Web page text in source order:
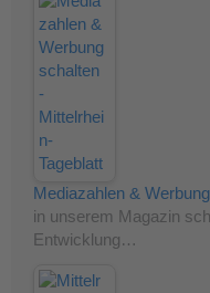
Mediazahlen &
in unserem Magazin
Entwicklung…